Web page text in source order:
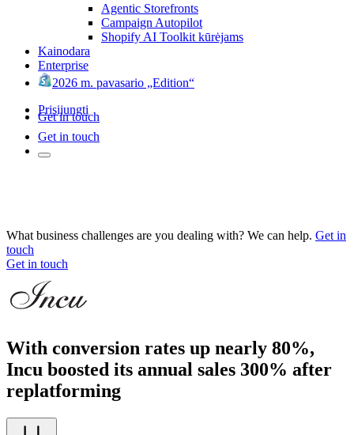
Agentic Storefronts
Campaign Autopilot
Shopify AI Toolkit kūrėjams
Kainodara
Enterprise
2026 m. pavasario „Edition“
Prisijungti
Get in touch
Get in touch
What business challenges are you dealing with? We can help. Get in
touch
Get in touch
With conversion rates up nearly 80%,
Incu boosted its annual sales 300% after
replatforming